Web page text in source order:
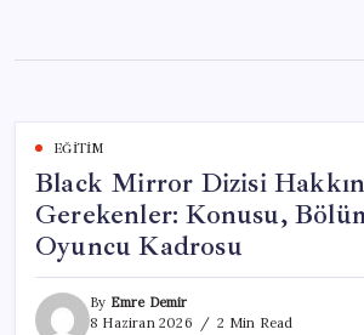
content
EĞITIM
Black Mirror Dizisi
Gerekenler: Konusu, Bölüm
Oyuncu Kadrosu
By Emre Demir
8 Haziran 2026
2 Min Read